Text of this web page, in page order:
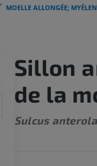
MOELLE ALLONGÉE;
Sillon
de la
Sulcus